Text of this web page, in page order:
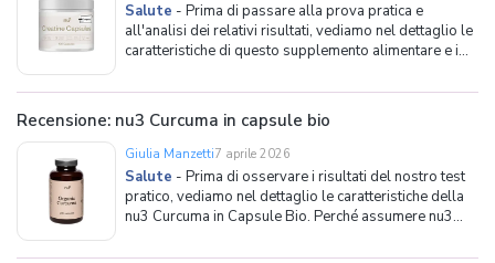
Salute - Prima di passare alla prova pratica e
all'analisi dei relativi risultati, vediamo nel dettaglio le
caratteristiche di questo supplemento alimentare e i
routine sportiva. Perché assumere nu3 Creatina in
Capsule? La creatina è una sos
Recensione: nu3 Curcuma in capsule bio
Giulia Manzetti7 aprile 2026
Salute - Prima di osservare i risultati del nostro test
pratico, vediamo nel dettaglio le caratteristiche della
nu3 Curcuma in Capsule Bio. Perché assumere nu3
sempre utilizzata in cucina, e molto apprezzata negli